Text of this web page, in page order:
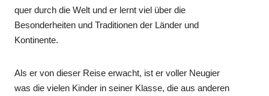
quer durch die Welt und er lernt viel über die
Besonderheiten und Traditionen der Länder und
Kontinente.
Als er von dieser Reise erwacht, ist er voller Neugier
was die vielen Kinder in seiner Klasse, die aus anderen